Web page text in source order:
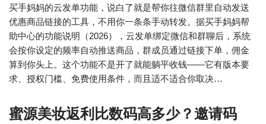
买手妈妈的云发单功能，说白了就是帮你往微信群里自动发送
优惠商品链接的工具，不用你一条条手动转发。据买手妈妈帮
助中心的功能说明（2026），云发单绑定微信和群聊后，系统
会按你设定的频率自动推送商品，群成员通过链接下单，佣金
算到你头上。这个功能不是开了就能躺平收钱——它有版本要
求、授权门槛、免费使用条件，而且适不适合你取决…
蜜源美妆返利比数码高多少？邀请码